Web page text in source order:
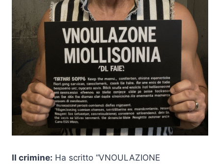
Il crimine: Ha scritto “VNOULAZIONE